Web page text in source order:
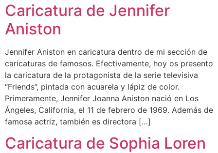
Caricatura de Jennifer
Aniston
Jennifer Aniston en caricatura dentro de mi sección de
caricaturas de famosos. Efectivamente, hoy os presento
la caricatura de la protagonista de la serie televisiva
“Friends”, pintada con acuarela y lápiz de color.
Primeramente, Jennifer Joanna Aniston nació en Los
Ángeles, California, el 11 de febrero de 1969. Además de
famosa actriz, también es directora […]
Caricatura de Sophia Loren